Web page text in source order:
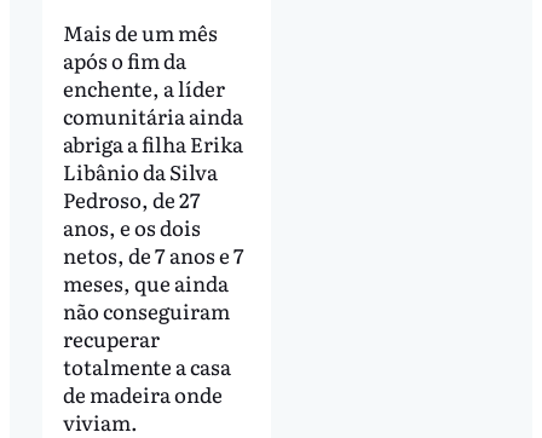
Mais de um mês
após o fim da
enchente, a líder
comunitária ainda
abriga a filha Erika
Libânio da Silva
Pedroso, de 27
anos, e os dois
netos, de 7 anos e 7
meses, que ainda
não conseguiram
recuperar
totalmente a casa
de madeira onde
viviam.